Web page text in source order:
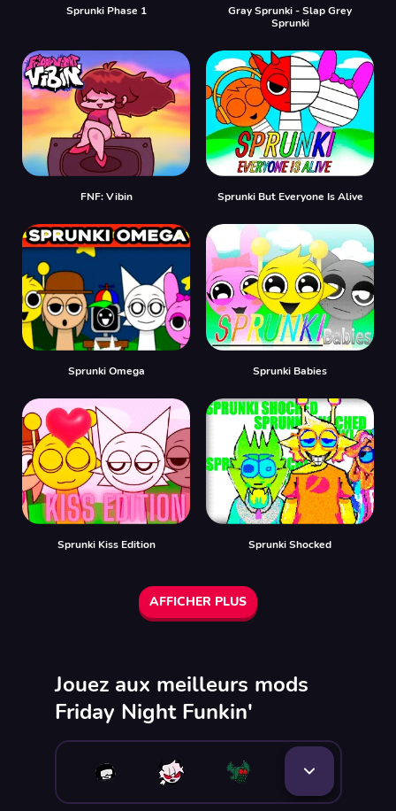
Sprunki Phase 1
Gray Sprunki - Slap Grey
Sprunki
FNF: Vibin Sprunki But Everyone Is Alive
Sprunki Omega Sprunki Babies
Sprunki Kiss Edition Sprunki Shocked
AFFICHER PLUS
Jouez aux meilleurs mods
Friday Night Funkin'